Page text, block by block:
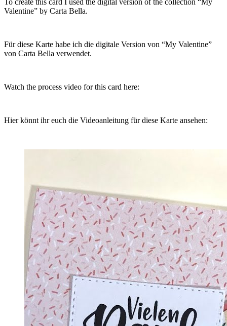
To create this card I used the digital version of the collection “My
Valentine” by Carta Bella.
Für diese Karte habe ich die digitale Version von “My Valentine”
von Carta Bella verwendet.
Watch the process video for this card here:
Hier könnt ihr euch die Videoanleitung für diese Karte ansehen: